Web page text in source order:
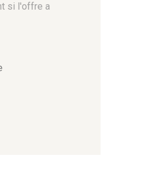
si l'offre a